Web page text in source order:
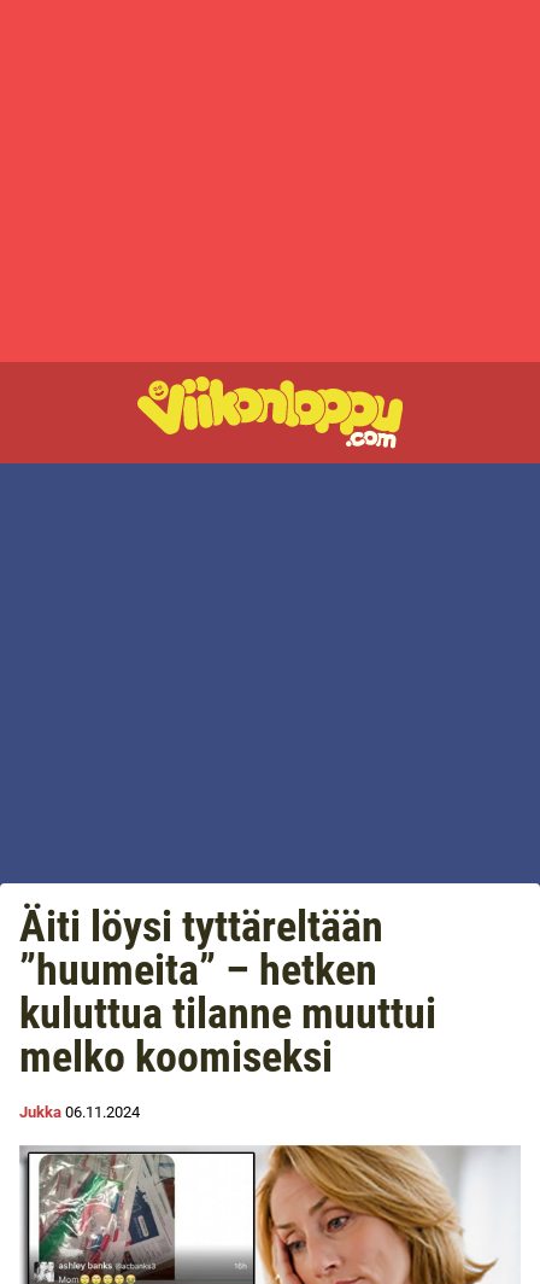
Äiti löysi tyttäreltään
”huumeita” – hetken
kuluttua tilanne muuttui
melko koomiseksi
Jukka 06.11.2024